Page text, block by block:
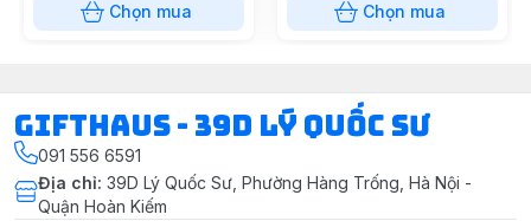
Chọn mua Chọn mua
Gifthaus - 39D Lý Quốc Sư
091 556 6591
Địa chỉ: 39D Lý Quốc Sư, Phường Hàng Trống, Hà Nội -
Quận Hoàn Kiếm